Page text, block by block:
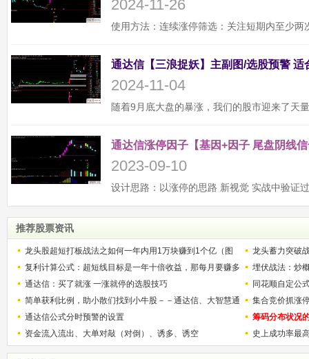
2024-11-26
2024-11-04
通达信涨停因子【基因+因子 尾盘阴线
2023-09-10
推荐股票资讯
龙头股超短打板战法之如何一年内用1万块赚到1个亿（图
解）
龙头蓄力突破
的技巧（图解
复利计算公式：超短线目标是一年十倍收益，那每月要赚多
少？
埋伏战法：炒
通达信：买了就涨 一涨就停的选股技巧
同花顺自定公
简单获利比例，助小散们找到小牛股－－通达信、大智慧通
用
集合竞价抓涨
通达信公式分时预警的设置
筹码分布状况
资金流入流出、大单对敲（对倒）、诱多、诱空
史上成功率最